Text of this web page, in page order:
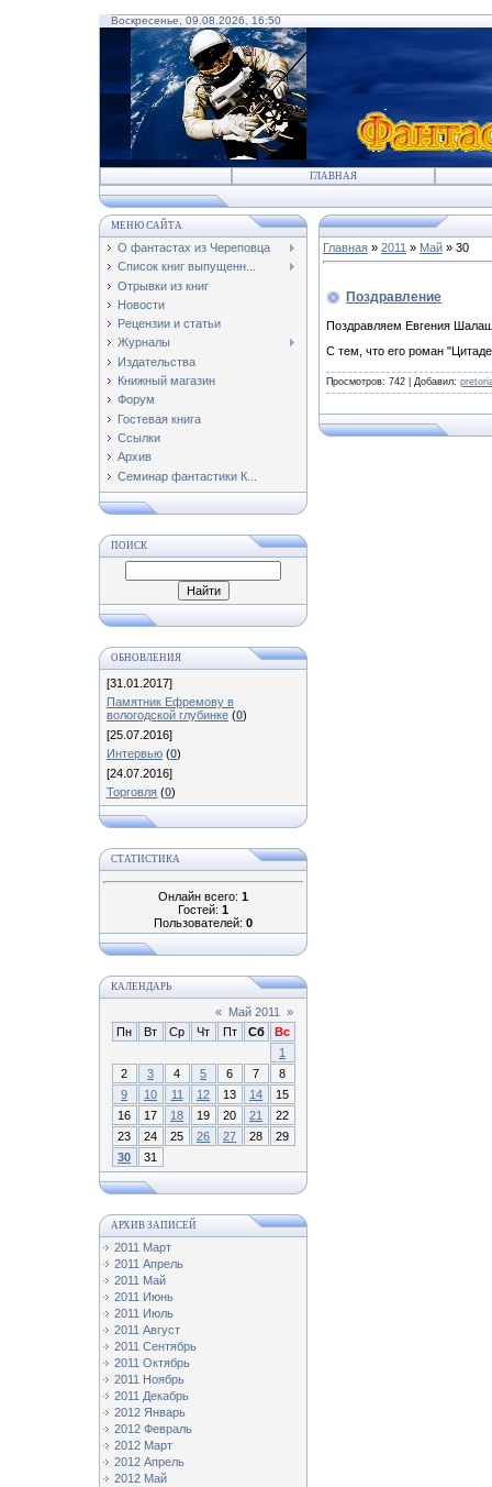
Воскресенье, 09.08.2026, 16:50
ГЛАВНАЯ
МЕНЮ САЙТА
О фантастах из Череповца
Список книг выпущенн...
Отрывки из книг
Новости
Рецензии и статьи
Журналы
Издательства
Книжный магазин
Форум
Гостевая книга
Ссылки
Архив
Семинар фантастики К...
ПОИСК
ОБНОВЛЕНИЯ
[31.01.2017]
Памятник Ефремову в
вологодской глубинке (0)
[25.07.2016]
Интервью (0)
[24.07.2016]
Торговля (0)
СТАТИСТИКА
Онлайн всего: 1
Гостей: 1
Пользователей: 0
КАЛЕНДАРЬ
« Май 2011
»
Пн
Вт Ср Чт Пт Сб
Вс
1
2
3 4 5 6 7
8
9
10 11 12 13 14
15
16
17 18 19 20 21
22
23
24 25 26 27 28
29
30
31
АРХИВ ЗАПИСЕЙ
2011 Март
2011 Апрель
2011 Май
2011 Июнь
2011 Июль
2011 Август
2011 Сентябрь
2011 Октябрь
2011 Ноябрь
2011 Декабрь
2012 Январь
2012 Февраль
2012 Март
2012 Апрель
2012 Май
Главная » 2011 » Май » 30
Поздравление
Поздравляем Евгения
С тем, что его роман
Просмотров: 742 Добавил: